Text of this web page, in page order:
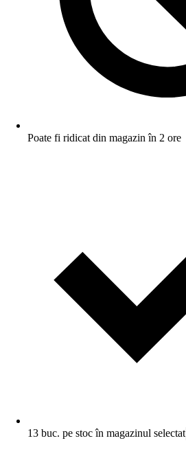
Poate fi ridicat din magazin în 2 ore
13 buc. pe stoc în magazinul selectat